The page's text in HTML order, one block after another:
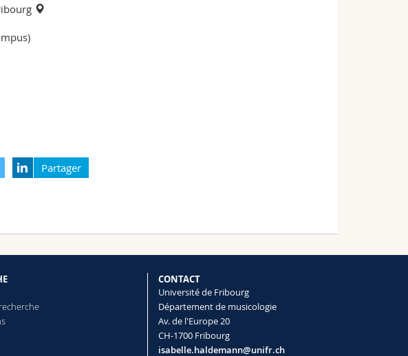
Partager
CONTACT
Université de Fribourg
Département de musicologie
Av. de l'Europe 20
CH-1700 Fribourg
isabelle.haldemann@unifr.ch